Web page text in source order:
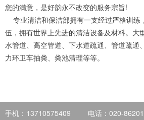
您的满意，是好韵永不改变的服务宗旨!
专业清洁和保洁部拥有一支经过严格训练
伍，拥有世界上先进的清洁设备及材料。大
水管道、高空管道、下水道疏通、管道疏通
力环卫车抽粪、粪池清理等等。
手机：13710575409 电话：020-